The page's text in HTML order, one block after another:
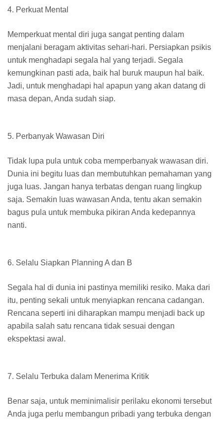
4. Perkuat Mental
Memperkuat mental diri juga sangat penting dalam
menjalani beragam aktivitas sehari-hari. Persiapkan psikis
untuk menghadapi segala hal yang terjadi. Segala
kemungkinan pasti ada, baik hal buruk maupun hal baik.
Jadi, untuk menghadapi hal apapun yang akan datang di
masa depan, Anda sudah siap.
5. Perbanyak Wawasan Diri
Tidak lupa pula untuk coba memperbanyak wawasan diri.
Dunia ini begitu luas dan membutuhkan pemahaman yang
juga luas. Jangan hanya terbatas dengan ruang lingkup
saja. Semakin luas wawasan Anda, tentu akan semakin
bagus pula untuk membuka pikiran Anda kedepannya
nanti.
6. Selalu Siapkan Planning A dan B
Segala hal di dunia ini pastinya memiliki resiko. Maka dari
itu, penting sekali untuk menyiapkan rencana cadangan.
Rencana seperti ini diharapkan mampu menjadi back up
apabila salah satu rencana tidak sesuai dengan
ekspektasi awal.
7. Selalu Terbuka dalam Menerima Kritik
Benar saja, untuk meminimalisir perilaku ekonomi tersebut
Anda juga perlu membangun pribadi yang terbuka dengan